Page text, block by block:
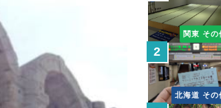
関東 その
北海道 その